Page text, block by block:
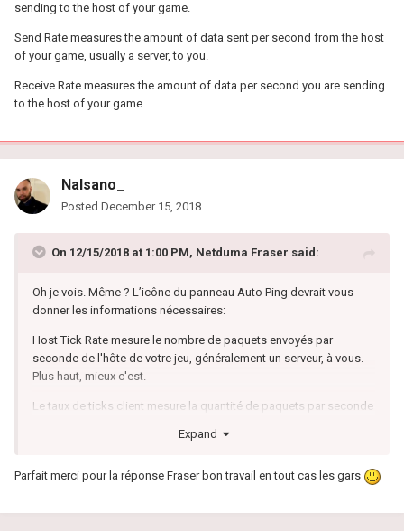
sending to the host of your game.
Send Rate measures the amount of data sent per second from the host
of your game, usually a server, to you.
Receive Rate measures the amount of data per second you are sending
to the host of your game.
Nalsano_
Posted December 15, 2018
On 12/15/2018 at 1:00 PM, Netduma Fraser said:
Oh je vois. Même ? L’icône du panneau Auto Ping devrait vous
donner les informations nécessaires:
Host Tick Rate mesure le nombre de paquets envoyés par
seconde de l'hôte de votre jeu, généralement un serveur, à vous.
Plus haut, mieux c'est.
Le taux de ticks client mesure la quantité de paquets par seconde
seconde de l'hôte de votre jeu, généralement un serveur, à vous.
Expand
Parfait merci pour la réponse Fraser bon travail en tout cas les gars